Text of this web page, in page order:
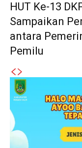
HUT Ke-13
Sampaikan
antara
Pemilu